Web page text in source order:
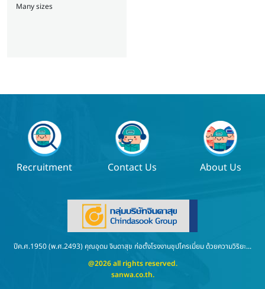
Many sizes
Recruitment Contact Us About Us
ปีค.ศ.1950 (พ.ศ.2493) คุณอุดม จินดาสุข ก่อตั้งโรงงานชุปโครเมี่ยม ด้วยความวิริยะ...
@2026 all rights reserved.
sanwa.co.th.